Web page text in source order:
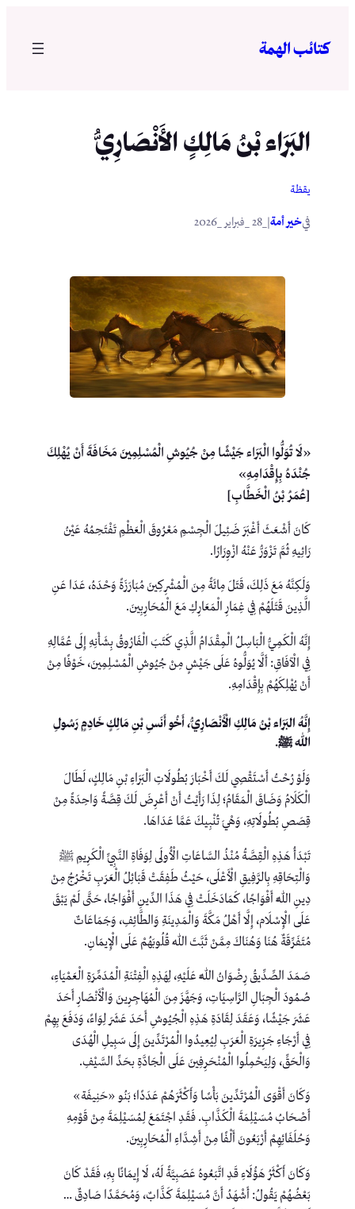
المحتوى
كتائب الهمة
البَرَاء بْنُ مَالِكٍ الأَنْصَارِيُّ
يقظة
فيخير أمة
«لَا تُوَلُّوا الْبَرَاء جَيْشًا مِنْ جُيُوشِ الْمُسْلِمِينَ مَخَافَةَ أَنْ يُهْلِكَ
جُنْدَهُ بِإِقْدَامِهِ»
[عُمَرُ بْنُ الْخَطَّابِ]
كَانَ أَشْعَثَ أَغْبَرَ ضَئِيلَ الْجِسْمِ مَعْرُوقَ الْعَظْمِ تَفْتَحِمُهُ عَيْنُ
رَائِيهِ ثُمَّ تَزْوَرُّ عَنْهُ ازْوِرَارًا.
وَلَكِنَّهُ مَعَ ذَلِكَ، قَتَلَ مِائَةً مِنَ الْمُشْرِكِينَ مُبَارَزَةً وَحْدَهُ، عَدَا عَنِ
الَّذِينَ قَتَلَهُمْ فِي غِمَارِ الْمَعَارِكِ مَعَ الْمُحَارِبِينَ.
إِنَّهُ الْكَمِيُّ الْبَاسِلُ الْمِقْدَامُ الَّذِي كَتَبَ الْفَارُوقُ بِشَأْنِهِ إِلَى عُمَّالِهِ
فِي الْآفَاقِ: أَلَّا يُوَلُّوهُ عَلَى جَيْشٍ مِنْ جُيُوشِ الْمُسْلِمِينَ، خَوْفًا مِنْ
أَنْ يُهْلِكَهُمْ بِإِقْدَامِهِ.
إِنَّهُ البَرَاء بْنُ مَالِكِ الْأَنْصَارِيُّ، أَخُو أَنَسِ بْنِ مَالِكٍ خَادِمٍ رَسُولِ
الله ﷺ.
وَلَوْ رُحْتُ أَسْتَقْصِي لَكَ أَخْبَارَ بُطُولَاتِ الْبَرَاءِ بْنِ مَالِكٍ، لَطَالَ
الْكَلَامُ وَضَاقَ الْمَقَامُ؛ لِذَا رَأَيْتُ أَنْ أَعْرِضَ لَكَ قِصَّةً وَاحِدَةً مِنْ
قِصَصِ بُطُولَاتِهِ، وَهْيَ تُنْبِيكَ عَمَّا عَدَاهَا.
تَبْدَأُ هَذِهِ الْقِصَّةُ مُنْذُ السَّاعَاتِ الْأُولَى لِوَفَاةِ النَّبِيِّ الْكَرِيمِ ﷺ
وَالْتِحَاقِهِ بِالرَّفِيقِ الْأَعْلَى، حَيْثُ طَفِقَتْ قَبَائِلُ الْعَرَبِ تَخْرُجُ مِنْ
دِينِ اللَّهِ أَفْوَاجًا، كَمَادَخَلَتْ فِي هَذَا الدِّينِ أَفْوَاجًا، حَتَّى لَمْ يَبْقَ
عَلَى الْإِسْلَام، إِلَّا أَهْلُ مَكَّةَ وَالْمَدِينَةِ وَالطَّائِفِ، وَجَمَاعَاتٌ
مُتَفَرِّقَةٌ هُنَا وَهُنَاكَ مِمَّنْ ثَبَّتَ اللهُ قُلُوبَهُمْ عَلَى الْإِيمَانِ.
صَمَدَ الصِّدِّيقُ رِضْوَانُ اللَّهِ عَلَيْهِ، لِهَذِهِ الْفِتْنَةِ الْمُدَمِّرَةِ الْعَمْيَاءِ،
صُمُودَ الْجِبَالِ الرَّاسِيَاتِ، وَجَهَّزَ مِنَ الْمُهَاجِرِينَ وَالْأَنْصَارِ أَحَدَ
عَشَرَ جَيْشًا، وَعَقَدَ لِقَادَةِ هَذِهِ الْجُيُوشِ أَحَدَ عَشَرَ لِوَاءً، وَدَفَعَ بِهِمْ
فِي أَرْجَاءِ جَزِيرَةِ الْعَرَبِ لِيُعِيدُوا الْمُرْتَدِّينَ إِلَى سَبِيلِ الْهُدَى
وَالْحَقِّ، وَلِيَحْمِلُوا الْمُنْحَرِفِينَ عَلَى الْجَادَّةِ بحَدِّ السَّيْفِ.
وَكَانَ أَقْوَى الْمُرْتَدِّينَ بَأْسًا وَأَكْثَرَهُمْ عَدَدًا؛ بَنُو «حَنِيفَة»
أَصْحَابُ مُسَيْلِمَةَ الْكَذَّابِ. فَقَدِ اجْتَمَعَ لِمُسَيْلِمَةَ مِنْ قَوْمِهِ
وَحُلَفَائِهِمْ أَرْبَعُونَ أَلْفًا مِنْ أَشِدَّاءِ الْمُحَارِبِينَ.
وَكَانَ أَكْثَرُ هَؤُلَاءِ قَدِ اتَّبَعُوهُ عَصَبِيَّةً لَهُ، لَا إِيمَانًا بِهِ، فَقَدْ كَانَ
بَعْضُهُمْ يَقُولُ: أَشْهَدُ أَنَّ مُسَيْلِمَةَ كَذَّابٌ، وَمُحَمَّدًا صَادِقٌ …